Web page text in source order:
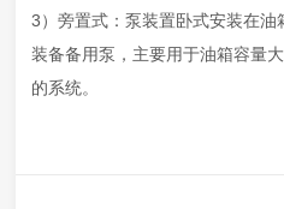
3）旁置式：泵装置卧式安装在
装备备用泵，主要用于油箱容量
的系统。